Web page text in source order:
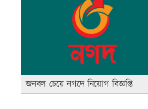
জনবল চেয়ে নগদে নিয়োগ বিজ্ঞপ্তি